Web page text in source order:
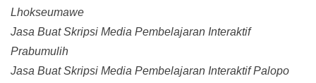
Lhokseumawe
Jasa Buat Skripsi Media Pembelajaran Interaktif
Prabumulih
Jasa Buat Skripsi Media Pembelajaran Interaktif Palopo